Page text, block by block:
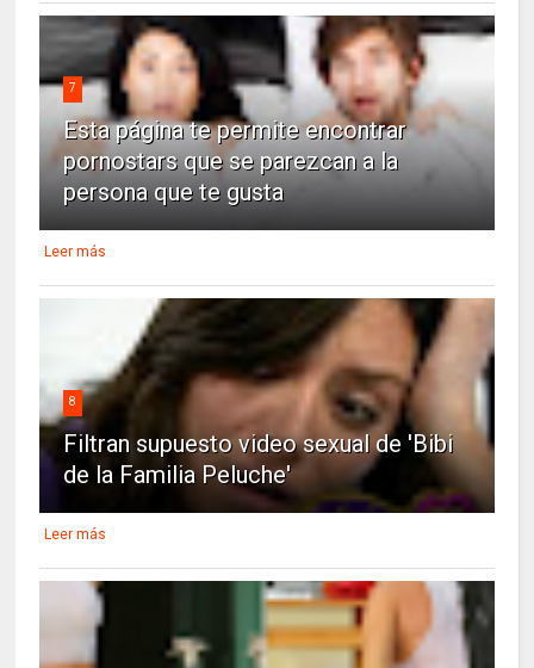
7
Esta página te permite encontrar
pornostars que se parezcan a la
persona que te gusta
Leer más
8
Filtran supuesto video sexual de 'Bibi
de la Familia Peluche'
Leer más